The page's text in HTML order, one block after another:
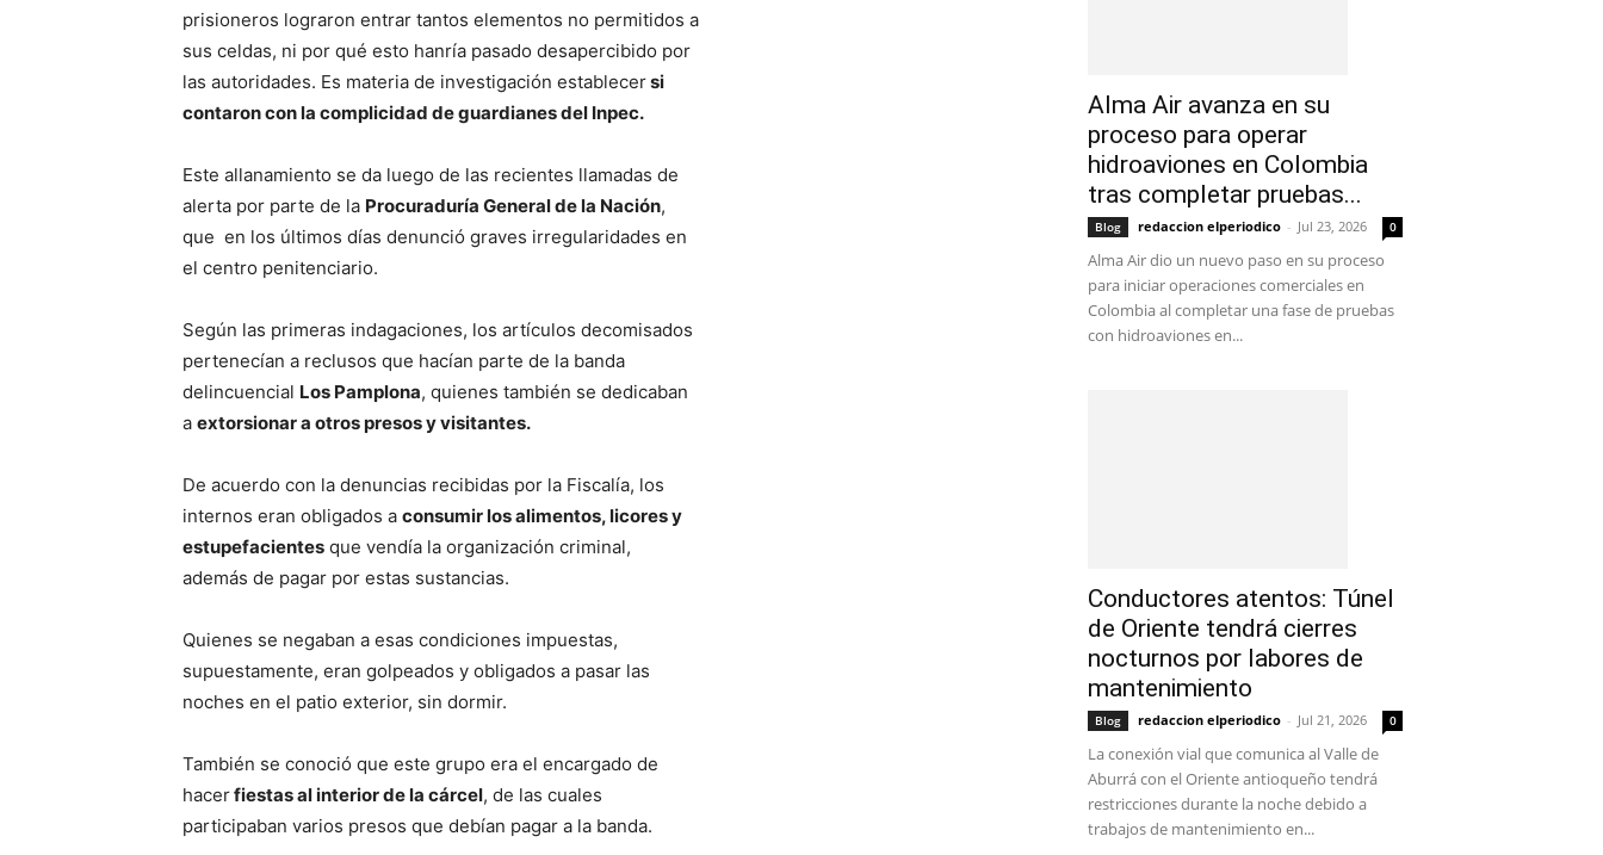
prisioneros lograron entrar tantos elementos no permitidos a
sus celdas, ni por qué esto hanría pasado desapercibido por
las autoridades. Es materia de investigación establecersi
contaron con la complicidad de guardianes del Inpec.
Este allanamiento se da luego de las recientes llamadas de
alerta por parte de la Procuraduría General de la Nación,
que en los últimos días denunció graves irregularidades en
el centro penitenciario.
Según las primeras indagaciones, los artículos decomisados
pertenecían a reclusos que hacían parte de la banda
delincuencial Los Pamplona, quienes también se dedicaban
a extorsionar a otros presos y visitantes.
De acuerdo con la denuncias recibidas por la Fiscalía, los
internos eran obligados a consumir los alimentos, licores y
estupefacientes que vendía la organización criminal,
además de pagar por estas sustancias.
Quienes se negaban a esas condiciones impuestas,
supuestamente, eran golpeados y obligados a pasar las
noches en el patio exterior, sin dormir.
También se conoció que este grupo era el encargado de
hacerfiestas al interior de la cárcel, de las cuales
participaban varios presos que debían pagar a la banda.
Alma Air avanza en su
proceso para operar
hidroaviones en Colombia
tras completar pruebas...
Blog redaccion elperiodico - Jul 23, 2026 0
Alma Air dio un nuevo paso en su proceso
para iniciar operaciones comerciales en
Colombia al completar una fase de pruebas
con hidroaviones en...
Conductores atentos: Túnel
de Oriente tendrá cierres
nocturnos por labores de
mantenimiento
Blog redaccion elperiodico - Jul 21, 2026 0
La conexión vial que comunica al Valle de
Aburrá con el Oriente antioqueño tendrá
restricciones durante la noche debido a
trabajos de mantenimiento en...